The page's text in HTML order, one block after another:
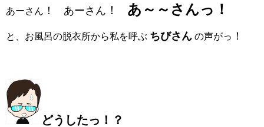
あーさん ！ あーさん ！ あ～～さんっ！
と、お風呂の脱衣所から私を呼ぶ ちびさん の声がっ ！
どうしたっ！？